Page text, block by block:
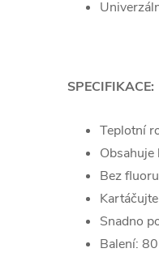
SPECIFIKACE:
Teplotní
Bez fluoru
Snadno
Balení: